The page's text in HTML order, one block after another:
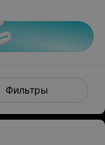
Фильтры